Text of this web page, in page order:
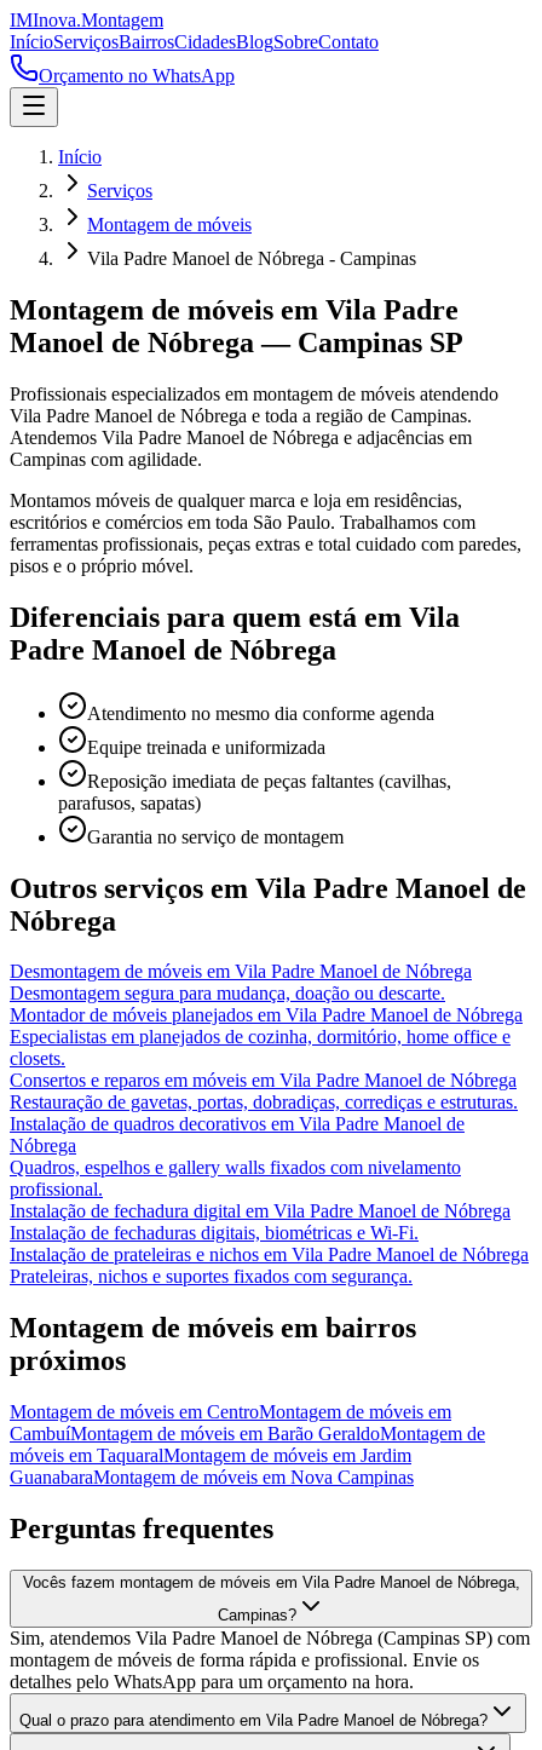
IMInova.Montagem
InícioServiçosBairrosCidadesBlogSobreContato
Orçamento no WhatsApp
Início
Serviços
Montagem de móveis
Vila Padre Manoel de Nóbrega - Campinas
Montagem de móveis em Vila Padre
Manoel de Nóbrega — Campinas SP
Profissionais especializados em montagem de móveis atendendo
Vila Padre Manoel de Nóbrega e toda a região de Campinas.
Atendemos Vila Padre Manoel de Nóbrega e adjacências em
Campinas com agilidade.
Montamos móveis de qualquer marca e loja em residências,
escritórios e comércios em toda São Paulo. Trabalhamos com
ferramentas profissionais, peças extras e total cuidado com paredes,
pisos e o próprio móvel.
Diferenciais para quem está em Vila
Padre Manoel de Nóbrega
Atendimento no mesmo dia conforme agenda
Equipe treinada e uniformizada
Reposição imediata de peças faltantes (cavilhas,
parafusos, sapatas)
Garantia no serviço de montagem
Outros serviços em Vila Padre Manoel de
Nóbrega
Desmontagem de móveis em Vila Padre Manoel de Nóbrega
Desmontagem segura para mudança, doação ou descarte.
Montador de móveis planejados em Vila Padre Manoel de Nóbrega
Especialistas em planejados de cozinha, dormitório, home office e
closets.
Consertos e reparos em móveis em Vila Padre Manoel de Nóbrega
Restauração de gavetas, portas, dobradiças, corrediças e estruturas.
Instalação de quadros decorativos em Vila Padre Manoel de
Nóbrega
Quadros, espelhos e gallery walls fixados com nivelamento
profissional.
Instalação de fechadura digital em Vila Padre Manoel de Nóbrega
Instalação de fechaduras digitais, biométricas e Wi-Fi.
Instalação de prateleiras e nichos em Vila Padre Manoel de Nóbrega
Prateleiras, nichos e suportes fixados com segurança.
Montagem de móveis em bairros
próximos
Montagem de móveis em CentroMontagem de móveis em
CambuíMontagem de móveis em Barão GeraldoMontagem de
móveis em TaquaralMontagem de móveis em Jardim
GuanabaraMontagem de móveis em Nova Campinas
Perguntas frequentes
Vocês fazem montagem de móveis em Vila Padre Manoel de Nóbrega,
Campinas?
Sim, atendemos Vila Padre Manoel de Nóbrega (Campinas SP) com
montagem de móveis de forma rápida e profissional. Envie os
detalhes pelo WhatsApp para um orçamento na hora.
Qual o prazo para atendimento em Vila Padre Manoel de Nóbrega?